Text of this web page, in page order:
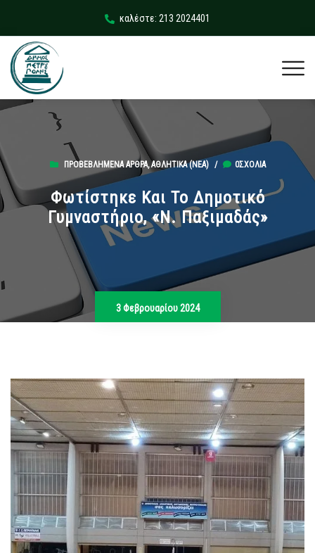
καλέστε: 213 2024401
ΠΡΟΒΕΒΛΗΜΈΝΑ ΆΡΘΡΑ,ΑΘΛΗΤΙΚΆ (ΝΕΑ)/ 0ΣΧΌΛΙΑ
Φωτίστηκε Και Το Δημοτικό
Γυμναστήριο, «Ν. Παξιμαδάς»
3 Φεβρουαρίου 2024